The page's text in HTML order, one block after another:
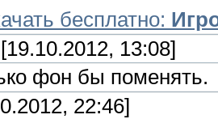
бесплатно:
[19.10.2012, 13:08]
фон бы поменять.
22:46]